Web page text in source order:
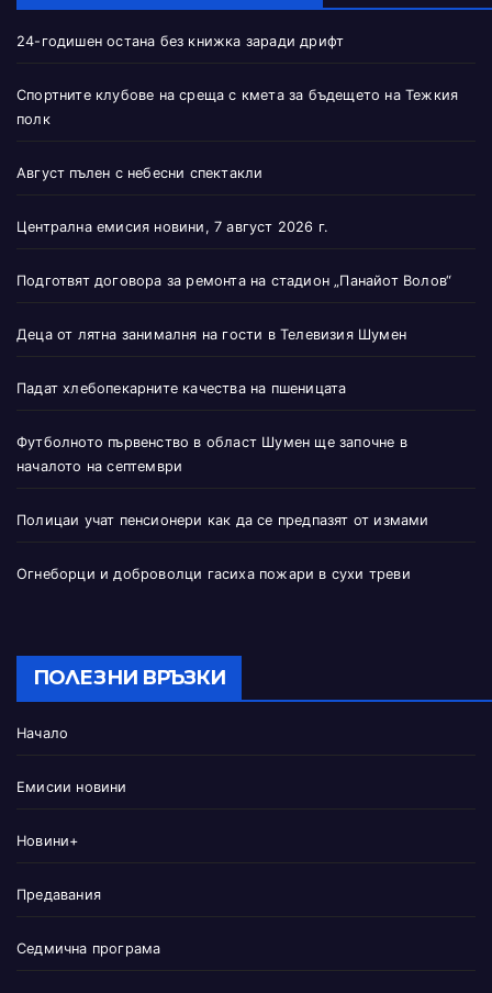
24-годишен остана без книжка заради дрифт
Спортните клубове на среща с кмета за бъдещето на Тежкия
полк
Август пълен с небесни спектакли
Централна емисия новини, 7 август 2026 г.
Подготвят договора за ремонта на стадион „Панайот Волов“
Деца от лятна занималня на гости в Телевизия Шумен
Падат хлебопекарните качества на пшеницата
Футболното първенство в област Шумен ще започне в
началото на септември
Полицаи учат пенсионери как да се предпазят от измами
Огнеборци и доброволци гасиха пожари в сухи треви
ПОЛЕЗНИ ВРЪЗКИ
Начало
Емисии новини
Новини+
Предавания
Седмична програма